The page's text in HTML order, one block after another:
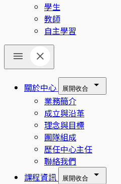
學生
教師
自主學習
關於中心 展開收合
業務簡介
成立與沿革
理念與目標
團隊組成
歷任中心主任
聯絡我們
課程資訊
展開收合